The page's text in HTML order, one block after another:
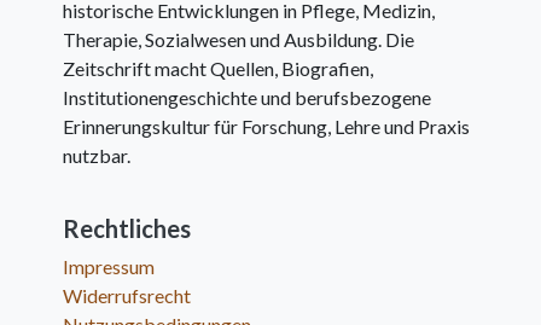
historische Entwicklungen in Pflege, Medizin,
Therapie, Sozialwesen und Ausbildung. Die
Zeitschrift macht Quellen, Biografien,
Institutionengeschichte und berufsbezogene
Erinnerungskultur für Forschung, Lehre und Praxis
nutzbar.
Rechtliches
Impressum
Widerrufsrecht